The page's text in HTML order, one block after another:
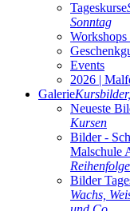
Tageskurse
Sonntag
Workshops
Events
2026 |
Galerie
Neueste
Kursen
Bilder -
Malschule
Reihenfolge
Bilder
Wachs,